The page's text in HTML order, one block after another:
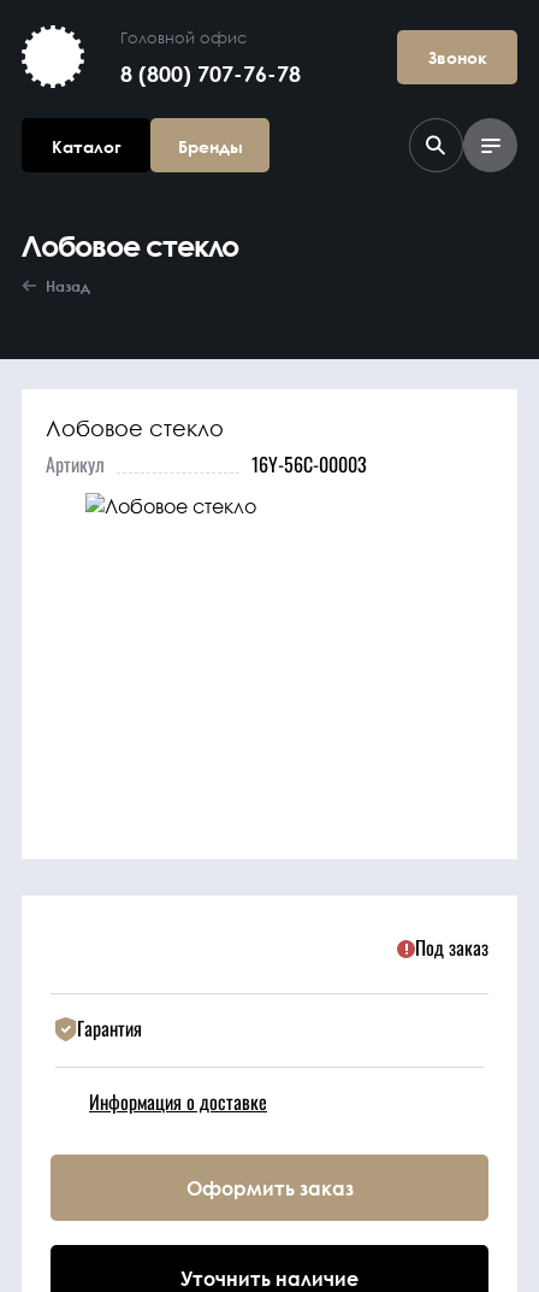
Головной офис
8 (800) 707-76-78
Звонок
Каталог Бренды
Агрегаты в
сборе
Режущие
элементы
элементы
Лобовое стекло
Назад
Лобовое стекло
Артикул 16Y-56C-00003
Под заказ
Гарантия
Информация о доставке
Оформить заказ
Уточнить наличие